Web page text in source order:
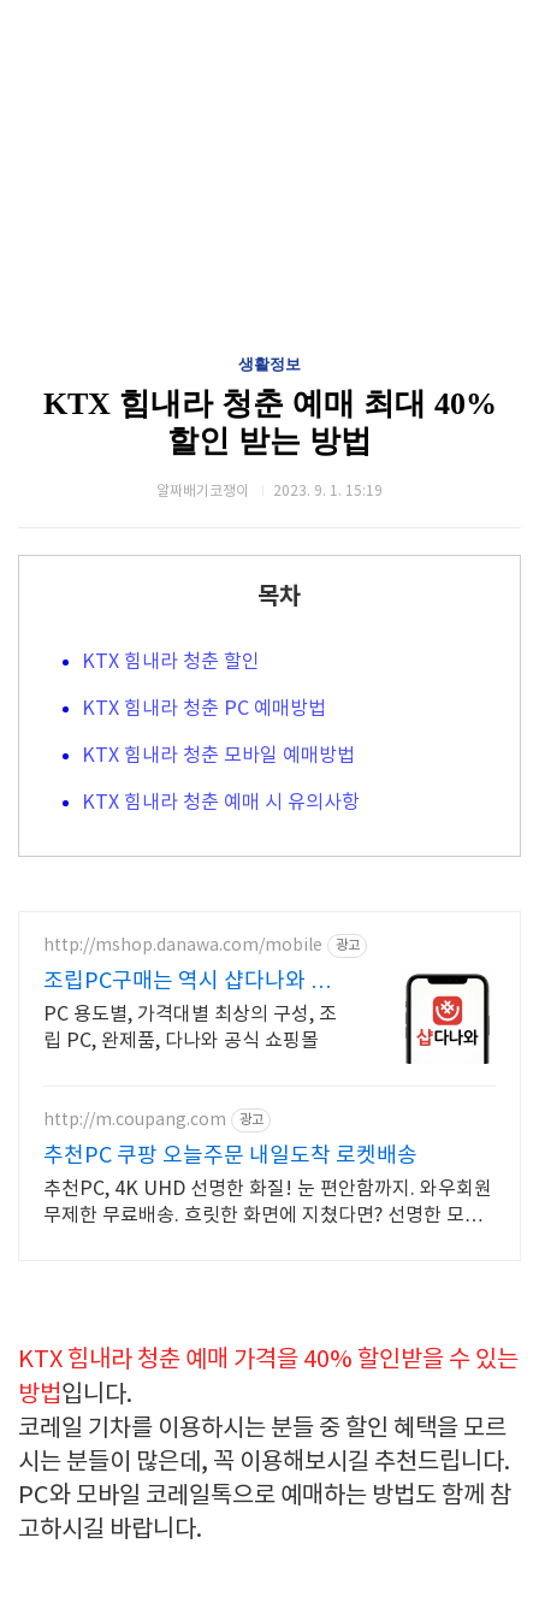
생활정보
KTX 힘내라 청춘 예매 최대 40%
할인 받는 방법
알짜배기코쟁이 2023. 9. 1. 15:19
목차
KTX 힘내라 청춘 할인
KTX 힘내라 청춘 PC 예매방법
KTX 힘내라 청춘 모바일 예매방법
KTX 힘내라 청춘 예매 시 유의사항
http://mshop.danawa.com/mobile 광고
조립PC구매는 역시 샵다나와 다나
와 공식쇼핑몰
PC 용도별, 가격대별 최상의 구성, 조
립 PC, 완제품, 다나와 공식 쇼핑몰
http://m.coupang.com 광고
추천PC 쿠팡 오늘주문 내일도착 로켓배송
추천PC, 4K UHD 선명한 화질! 눈 편안함까지. 와우회원
무제한 무료배송. 흐릿한 화면에 지쳤다면? 선명한 모니
KTX 힘내라 청춘 예매 가격을 40% 할인받을 수 있는
방법입니다.
코레일 기차를 이용하시는 분들 중 할인 혜택을 모르
시는 분들이 많은데, 꼭 이용해보시길 추천드립니다.
PC와 모바일 코레일톡으로 예매하는 방법도 함께 참
고하시길 바랍니다.